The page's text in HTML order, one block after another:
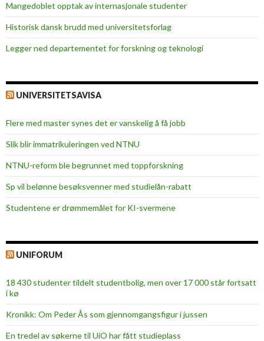
Mangedoblet opptak av internasjonale studenter
Historisk dansk brudd med universitetsforlag
Legger ned departementet for forskning og teknologi
UNIVERSITETSAVISA
Flere med master synes det er vanskelig å få jobb
Slik blir immatrikuleringen ved NTNU
NTNU-reform ble begrunnet med toppforskning
Sp vil belønne besøksvenner med studielån-rabatt
Studentene er drømmemålet for KI-svermene
UNIFORUM
18 430 studenter tildelt studentbolig, men over 17 000 står fortsatt
i kø
Kronikk: Om Peder Ås som gjennomgangsfigur i jussen
En tredel av søkerne til UiO har fått studieplass